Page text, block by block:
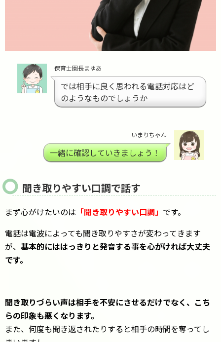
保育士園長まゆあ
では相手に良く思われる電話対応はど
のようなものでしょうか
いまりちゃん
一緒に確認していきましょう！
聞き取りやすい口調で話す
まず心がけたいのは 「聞き取りやすい口調」 です。
電話は電波によっても聞き取りやすさが変わってきます
が、 基本的にははっきりと発音する事を心がければ大丈夫
です。
聞き取りづらい声は相手を不安にさせるだけでなく、こち
らの印象も悪くなります。
また、何度も聞き返されたりすると相手の時間を奪ってし